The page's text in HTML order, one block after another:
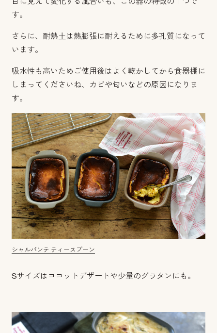
す。
さらに、耐熱土は熱膨張に耐えるために多孔質になって
います。
吸水性も高いためご使用後はよく乾かしてから食器棚に
しまってくださいね、カビや匂いなどの原因になりま
す。
シャルパンテ ティースプーン
Sサイズはココットデザートや少量のグラタンにも。